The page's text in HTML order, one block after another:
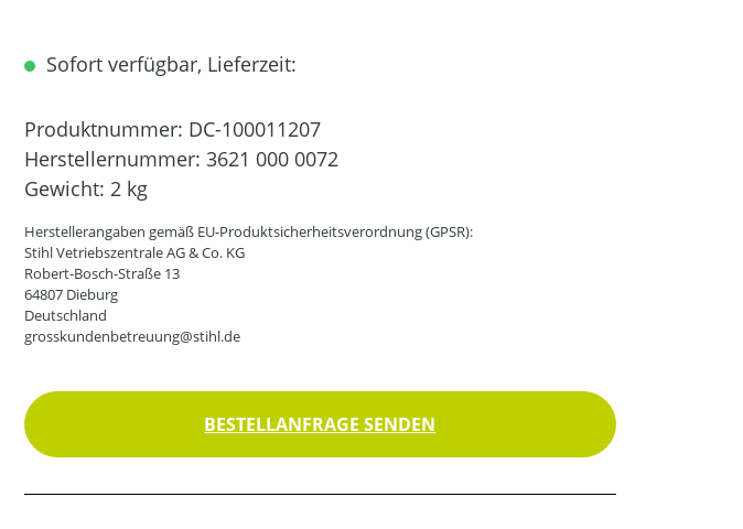
Sofort verfügbar, Lieferzeit:
Produktnummer: DC-100011207
Herstellernummer: 3621 000 0072
Gewicht: 2 kg
Herstellerangaben gemäß EU-Produktsicherheitsverordnung (GPSR):
Stihl Vetriebszentrale AG & Co. KG
Robert-Bosch-Straße 13
64807 Dieburg
Deutschland
grosskundenbetreuung@stihl.de
BESTELLANFRAGE SENDEN